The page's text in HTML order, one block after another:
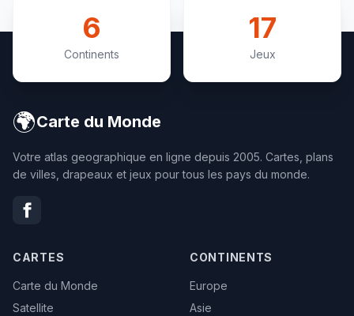
6
Continents
17
Jeux
🌍Carte du Monde
Votre atlas geographique en ligne depuis 2005. Cartes, plans
de villes, drapeaux et jeux pour tous les pays du monde.
CARTES
Carte du Monde
Satellite
CONTINENTS
Europe
Asie